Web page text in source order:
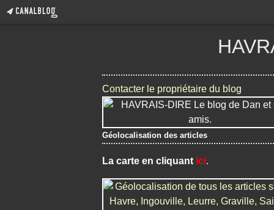
Contacter le propriétaire du blog
Géolocalisation des articles
La carte en cliquant ici.